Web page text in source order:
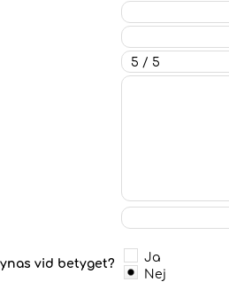
vid betyget?
Ja
Nej